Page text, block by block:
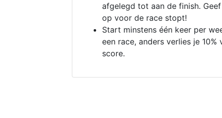
afgelegd tot aan de finish.
op voor de race stopt!
Start minstens één keer per
een race, anders verlies je 10%
score.